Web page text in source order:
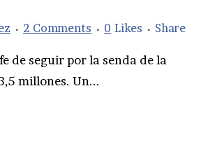
2 Comments 0 Likes Share
de seguir por la senda de la
millones. Un...